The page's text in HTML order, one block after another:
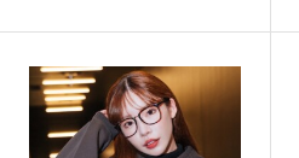
¥6,600
–
¥7,200